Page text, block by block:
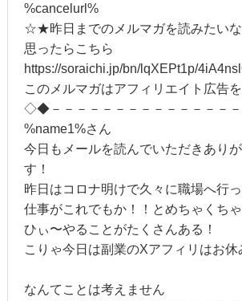
%cancelurl%
☆★昨日までのメルマガを読みたいな
思ったらこちら
https://soraichi.jp/bn/lqXEPt1p/
このメルマガはアフィリエイト広告
◇◆－－－－－－－－－－－－－－
%name1%さん
今日もメールを読んでいただきあり
す！
昨日はコロナ明けで久々に職場へ行
仕事がこれでもか！！とめちゃくち
ひぃ〜やることがたくさんある！
こりゃ今日は副業のXアフィリはお休
なんてことは考えません